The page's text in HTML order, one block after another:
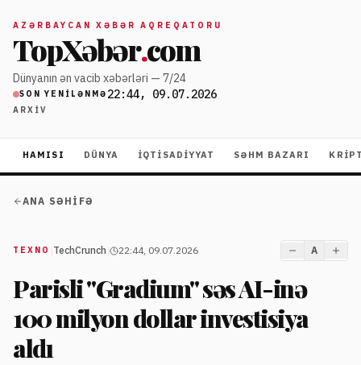
AZƏRBAYCAN XƏBƏR AQREQATORU
TopXəbər.com
Dünyanın ən vacib xəbərləri — 7/24
SON YENILƏNMƏ 22:44, 09.07.2026
ARXIV
HAMISI DÜNYA İQTISADIYYAT SƏHM BAZARI
ANA SƏHIFƏ
TEXNO TechCrunch 22:44, 09.07.2026 A
Parisli "Gradium" səs AI-inə
100 milyon dollar investisiya
aldı